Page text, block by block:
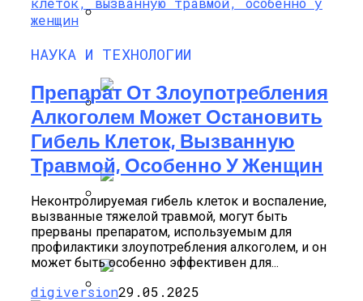
Мертвого Пришельца
Ученые Отыскали На Марсе Двери
От Маленького Дома
Ученые Доказали, Что Мобильные
Телефоны Отнимают У Детей Сон
НАУКА И ТЕХНОЛОГИИ
Препарат От Злоупотребления
Алкоголем Может Остановить
Гибель Клеток, Вызванную
Травмой, Особенно У Женщин
Неконтролируемая гибель клеток и воспаление,
вызванные тяжелой травмой, могут быть
прерваны препаратом, используемым для
профилактики злоупотребления алкоголем, и он
может быть особенно эффективен для...
digiversion29.05.2025